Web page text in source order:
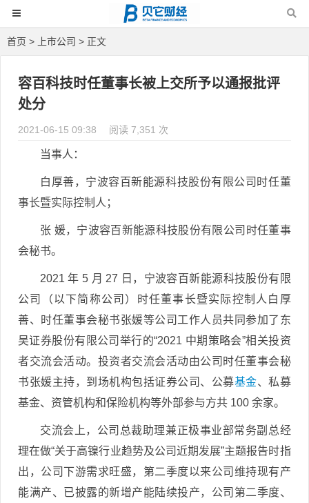
首页 > 上市公司 > 正文
容百科技时任董事长被上交所予以通报批评
处分
2021-06-15 09:38 阅读 7,351 次
当事人：
白厚善，宁波容百新能源科技股份有限公司时任董
事长暨实际控制人；
张 媛，宁波容百新能源科技股份有限公司时任董事
会秘书。
2021 年 5 月 27 日，宁波容百新能源科技股份有限
公司（以下简称公司）时任董事长暨实际控制人白厚
善、时任董事会秘书张媛等公司工作人员共同参加了东
吴证券股份有限公司举行的“2021 中期策略会”相关投资
者交流会活动。投资者交流会活动由公司时任董事会秘
书张媛主持，到场机构包括证券公司、公募基金、私募
基金、资管机构和保险机构等外部参与方共 100 余家。
交流会上，公司总裁助理兼正极事业部常务副总经
理在做“关于高镍行业趋势及公司近期发展”主题报告时指
出，公司下游需求旺盛，第二季度以来公司维持现有产
能满产、已披露的新增产能陆续投产，公司第二季度、